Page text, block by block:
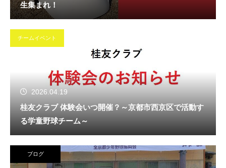
生集まれ！
チームイベント
2026.04.19
桂友クラブ 体験会いつ開催？～京都市西京区で活動す
る学童野球チーム～
ブログ